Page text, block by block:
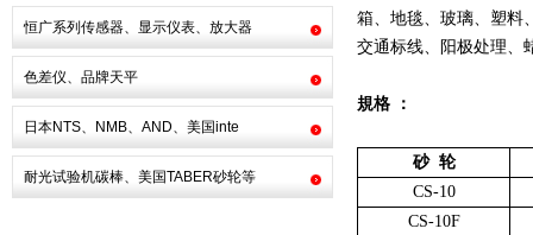
恒广系列传感器、显示仪表、放大器
色差仪、品牌天平
日本NTS、NMB、AND、美国inte
耐光试验机碳棒、美国TABER砂轮等
箱、地毯、玻璃、塑料
交通标线、阳极处理、
規格 ：
砂 轮
CS-10
CS-10F